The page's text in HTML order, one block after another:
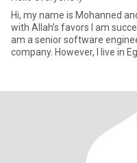
Hi, my name is Mohanned
with Allah’s favors I am
am a senior software
company. However, I live in